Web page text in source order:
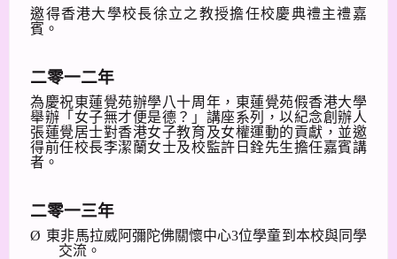
邀得香港大學校長徐立之教授擔任校慶典禮主禮嘉
賓。
二零一二年
為慶祝東蓮覺苑辦學八十周年，東蓮覺苑假香港大學
舉辦 「女子無才便是德？」 講座系列，以紀念創辦人
張蓮覺居士對香港女子教育及女權運動的貢獻，並邀
得前任校長李潔蘭女士及校監許日銓先生擔任嘉賓講
者。
二零一三年
Ø 東非馬拉威阿彌陀佛關懷中心3位學童到本校與同學
交流。